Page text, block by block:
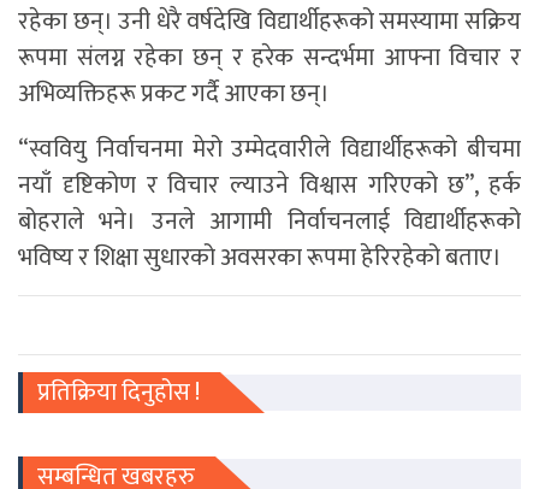
रहेका छन्। उनी धेरै वर्षदेखि विद्यार्थीहरूको समस्यामा सक्रिय
रूपमा संलग्न रहेका छन् र हरेक सन्दर्भमा आफ्ना विचार र
अभिव्यक्तिहरू प्रकट गर्दै आएका छन्।
“स्ववियु निर्वाचनमा मेरो उम्मेदवारीले विद्यार्थीहरूको बीचमा
नयाँ दृष्टिकोण र विचार ल्याउने विश्वास गरिएको छ”, हर्क
बोहराले भने। उनले आगामी निर्वाचनलाई विद्यार्थीहरूको
भविष्य र शिक्षा सुधारको अवसरका रूपमा हेरिरहेको बताए।
प्रतिक्रिया दिनुहोस !
सम्बन्धित खबरहरु